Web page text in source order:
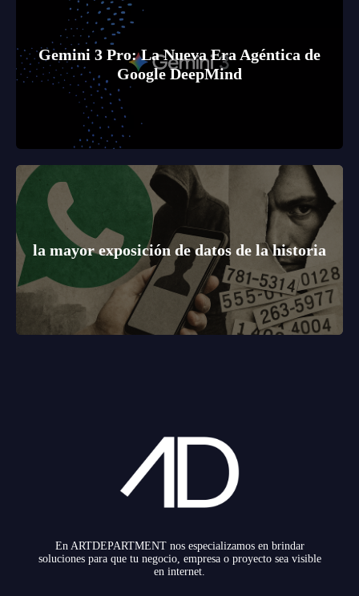
Gemini 3 Pro: La Nueva Era Agéntica de
Google DeepMind
la mayor exposición de datos de la historia
En ARTDEPARTMENT nos especializamos en brindar
soluciones para que tu negocio, empresa o proyecto sea visible
en internet.